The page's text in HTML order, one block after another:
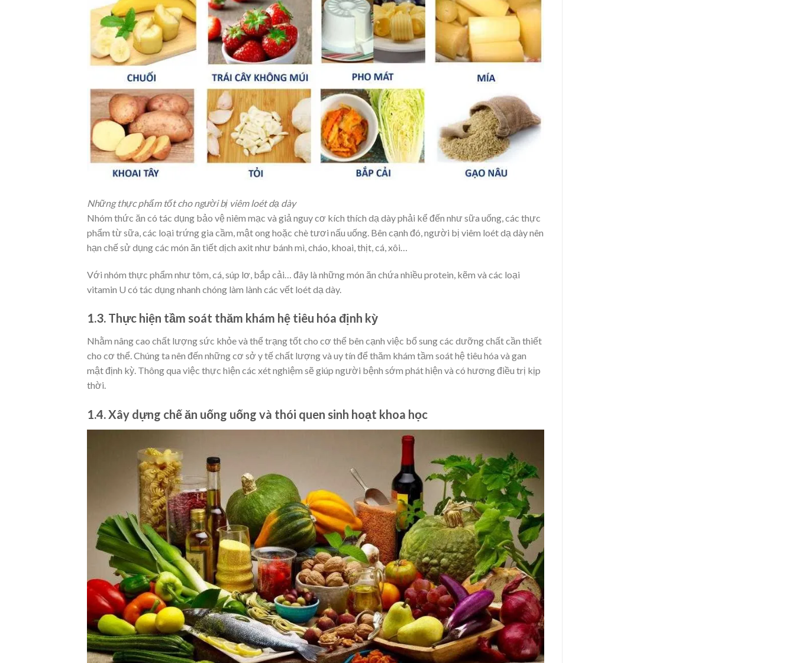
Những thực phẩm tốt cho người bị viêm loét dạ dày
Nhóm thức ăn có tác dụng bảo vệ niêm mạc và giả nguy cơ kích thích dạ dày phải kể đến như sữa uống, các thực
phẩm từ sữa, các loại trứng gia cầm, mật ong hoặc chè tươi nấu uống. Bên cạnh đó, người bị viêm loét dạ dày nên
hạn chế sử dụng các món ăn tiết dịch axit như bánh mì, cháo, khoai, thịt, cá, xôi…
Với nhóm thực phẩm như tôm, cá, súp lơ, bắp cải… đây là những món ăn chứa nhiều protein, kẽm và các loại
vitamin U có tác dụng nhanh chóng làm lành các vết loét dạ dày.
1.3. Thực hiện tầm soát thăm khám hệ tiêu hóa định kỳ
Nhằm nâng cao chất lượng sức khỏe và thể trạng tốt cho cơ thể bên cạnh việc bổ sung các dưỡng chất cần thiết
cho cơ thể. Chúng ta nên đến những cơ sở y tế chất lượng và uy tín để thăm khám tầm soát hệ tiêu hóa và gan
mật định kỳ. Thông qua việc thực hiện các xét nghiệm sẽ giúp người bệnh sớm phát hiện và có hương điều trị kịp
thời.
1.4. Xây dựng chế ăn uống uống và thói quen sinh hoạt khoa học